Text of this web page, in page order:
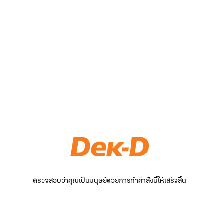
ตรวจสอบว่าคุณเป็นมนุษย์ด้วยการทำคำสั่งนี้ให้เสร็จสิ้น